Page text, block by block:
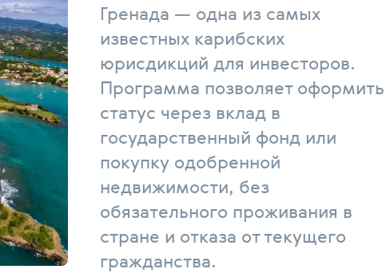
Гренада — одна из самых
известных карибских
юрисдикций для инвесторов.
Программа позволяет оформить
статус через вклад в
государственный фонд или
покупку одобренной
недвижимости, без
обязательного проживания в
стране и отказа от текущего
гражданства.